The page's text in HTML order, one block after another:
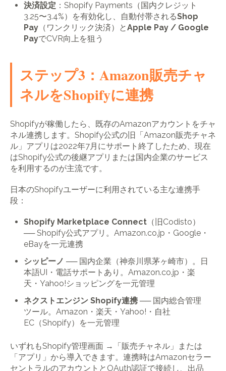
決済設定 ：Shopify Payments（国内クレジット
3.25〜3.4%）を有効化し、自動付帯されるShop
Pay （ワンクリック決済）とApple Pay / Google
PayでCVR向上を狙う
ステップ3：Amazon販売チャ
ネルをShopifyに連携
Shopifyが稼働したら、既存のAmazonアカウントをチャ
ネル連携します。Shopify公式の旧「Amazon販売チャネ
ル」アプリは2022年7月にサポート終了したため、現在
はShopify公式の後継アプリまたは国内企業のサービス
を利用するのが主流です。
日本のShopifyユーザーに利用されている主な連携手
段：
Shopify Marketplace Connect （旧Codisto）
── Shopify公式アプリ。Amazon.co.jp・Google・
eBayを一元連携
シッピーノ ── 国内企業（神奈川県茅ヶ崎市）。日
本語UI・電話サポートあり。Amazon.co.jp・楽
天・Yahoo!ショッピングを一元管理
ネクストエンジン Shopify連携 ── 国内総合管理
ツール。Amazon・楽天・Yahoo!・自社
EC（Shopify）を一元管理
いずれもShopify管理画面 →「販売チャネル」または
「アプリ」から導入できます。連携時はAmazonセラー
セントラルのアカウントとOAuth認証で接続し、出品